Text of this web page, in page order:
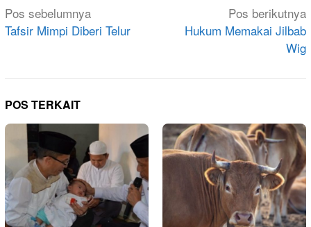
Navigasi
pos
Pos sebelumnya
Tafsir Mimpi Diberi Telur
Pos berikutnya
Hukum Memakai Jilbab
Wig
POS TERKAIT